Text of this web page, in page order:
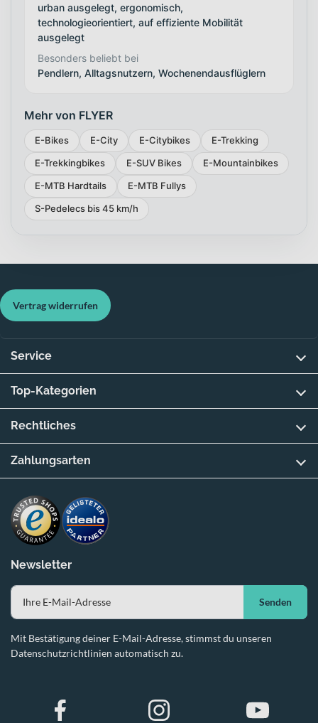
urban ausgelegt, ergonomisch,
technologieorientiert, auf effiziente Mobilität
ausgelegt
Besonders beliebt bei
Pendlern, Alltagsnutzern, Wochenendausflüglern
Mehr von FLYER
E-Bikes E-City E-Citybikes
E-Trekking
E-Trekkingbikes
E-SUV Bikes
E-Mountainbikes
E-MTB Hardtails
E-MTB Fullys
S-Pedelecs bis 45 km/h
Newsletter
Senden
Mit Bestätigung deiner E-Mail-Adresse, stimmst du unseren
Datenschutzrichtlinien automatisch zu.
Vertrag widerrufen
Service
Top-Kategorien
Rechtliches
Zahlungsarten